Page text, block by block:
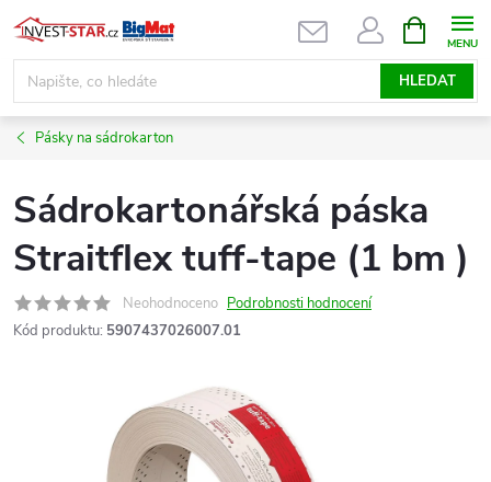
Přejít
na
obsah
HLEDAT
NÁKUPNÍ
KOŠÍK
Pásky na sádrokarton
Sádrokartonářská páska
Straitflex tuff-tape (1 bm )
Neohodnoceno Podrobnosti hodnocení
Kód produktu: 5907437026007.01